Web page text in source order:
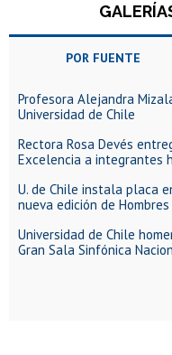
POR FUENTE
Profesora Alejandra
Universidad de Chile
Rectora Rosa Devés
Excelencia a integrantes
U. de Chile instala placa
nueva edición de
Universidad de Chile
Gran Sala Sinfónica